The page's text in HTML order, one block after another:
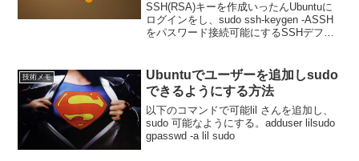
SSH(RSA)キーを作成いったんUbuntuに
ログインをし、sudo ssh-keygen -ASSH
をパスワード接続可能にするSSHデフォ
し、vi /etc/s...
技術メモ
Ubuntuでユーザーを追加しsudo
できるようにする方法
以下のコマンドで可能lil さんを追加し、
sudo 可能なようにする。adduser lilsudo
gpasswd -a lil sudo